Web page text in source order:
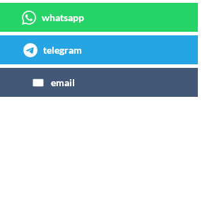
whatsapp
telegram
email